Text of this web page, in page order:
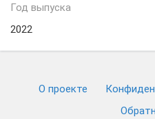
Год выпуска
2022
О проекте